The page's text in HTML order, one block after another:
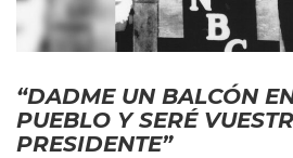
“DADME UN BALCÓN
PUEBLO Y SERÉ
PRESIDENTE”